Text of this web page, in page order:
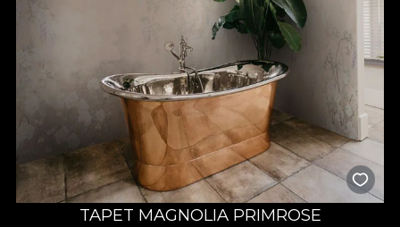
TAPET MAGNOLIA PRIMROSE